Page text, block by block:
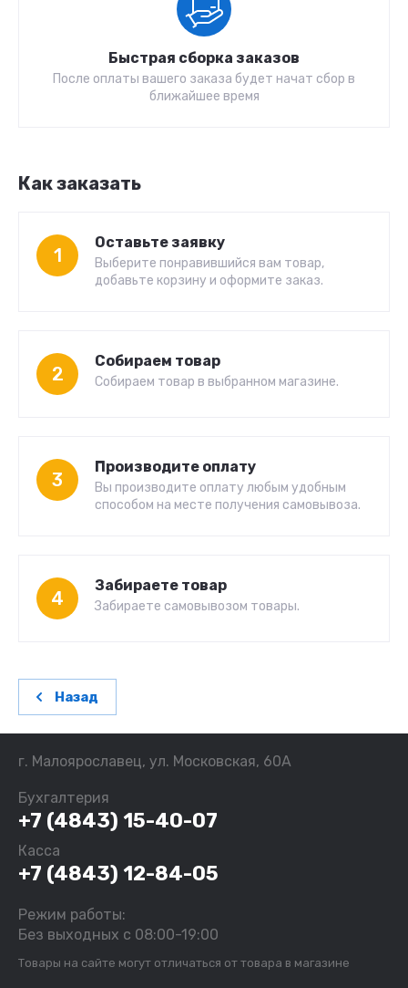
Быстрая сборка заказов
После оплаты вашего заказа будет начат сбор в
ближайшее время
Как заказать
1
Оставьте заявку
Выберите понравившийся вам товар,
добавьте корзину и оформите заказ.
2
Собираем товар
Собираем товар в выбранном магазине.
3
Производите оплату
Вы производите оплату любым удобным
способом на месте получения самовывоза.
4
Забираете товар
Забираете самовывозом товары.
Назад
г. Малоярославец, ул. Московская, 60А
Бухгалтерия
+7 (4843) 15-40-07
Касса
+7 (4843) 12-84-05
Режим работы:
Без выходных с 08:00-19:00
Товары на сайте могут отличаться от товара в магазине